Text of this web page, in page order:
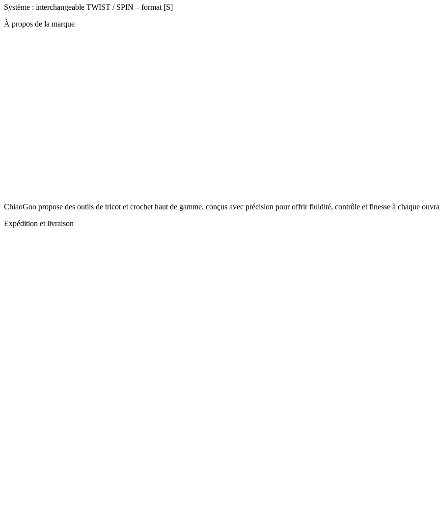
Système : interchangeable TWIST / SPIN – format [S]
À propos de la marque
ChiaoGoo propose des outils de tricot et crochet haut de gamme, conçus avec précision pour offrir fluidité, contrôle et finesse à chaque
Expédition et livraison